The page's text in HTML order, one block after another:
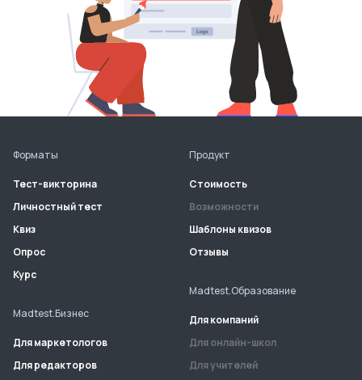
Форматы
Тест-викторина
Личностный тест
Квиз
Опрос
Курс
Madtest.Бизнес
Для маркетологов
Для редакторов
Продукт
Стоимость
Возможности
Шаблоны квизов
Отзывы
Madtest.Образование
Для компаний
Для онлайн-школ
Для учителей